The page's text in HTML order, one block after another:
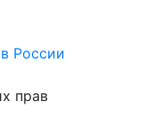
России
прав